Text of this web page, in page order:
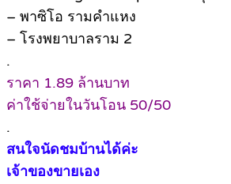
– พาซิโอ รามคำแหง
– โรงพยาบาลราม 2
.
ราคา 1.89 ล้านบาท
ค่าใช้จ่ายในวันโอน 50/50
.
สนใจนัดชมบ้านได้ค่ะ
เจ้าของขายเอง